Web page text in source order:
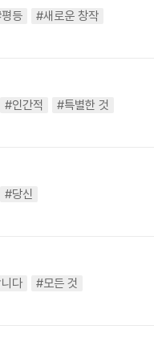
등 #새로운 창작
#인간적 #특별한 것
#당신
다 #모든 것